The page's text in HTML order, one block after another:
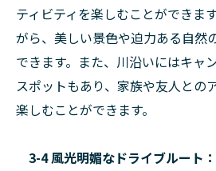
ティビティを楽しむことができま
がら、美しい景色や迫力ある自然
できます。また、川沿いにはキャ
スポットもあり、家族や友人との
楽しむことができます。
3-4 風光明媚なドライブルート：